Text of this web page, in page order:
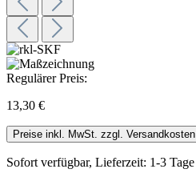
Regulärer Preis:
13,30 €
Preise inkl. MwSt. zzgl. Versandkosten
Sofort verfügbar, Lieferzeit: 1-3 Tage